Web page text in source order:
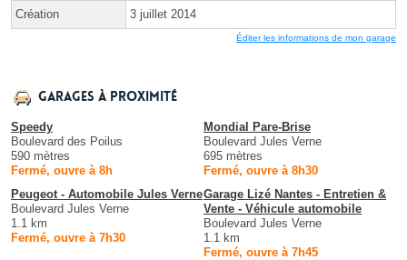
Création 3 juillet 2014
Éditer les informations de mon garage
Garages à proximité
Speedy
Boulevard des Poilus
590 mètres
Fermé, ouvre à 8h
Mondial Pare-Brise
Boulevard Jules Verne
695 mètres
Fermé, ouvre à 8h30
Peugeot - Automobile Jules Verne
Boulevard Jules Verne
1.1 km
Fermé, ouvre à 7h30
Garage Lizé Nantes - Entretien &
Vente - Véhicule automobile
Boulevard Jules Verne
1.1 km
Fermé, ouvre à 7h45